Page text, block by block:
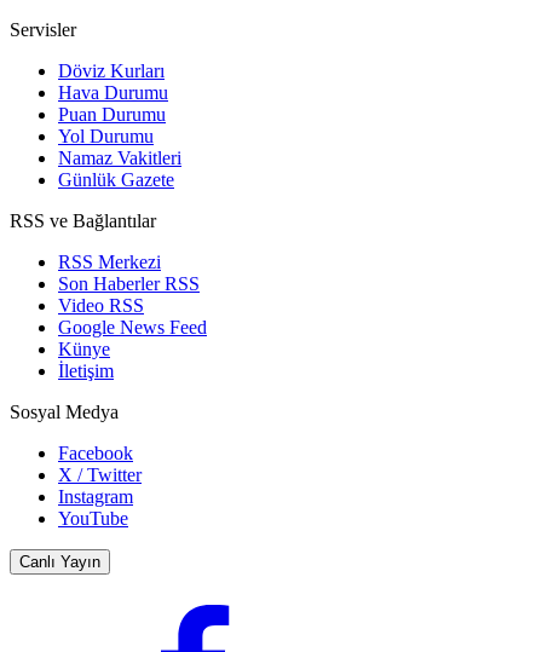
Servisler
Döviz Kurları
Hava Durumu
Puan Durumu
Yol Durumu
Namaz Vakitleri
Günlük Gazete
RSS ve Bağlantılar
RSS Merkezi
Son Haberler RSS
Video RSS
Google News Feed
Künye
İletişim
Sosyal Medya
Facebook
X / Twitter
Instagram
YouTube
Canlı Yayın